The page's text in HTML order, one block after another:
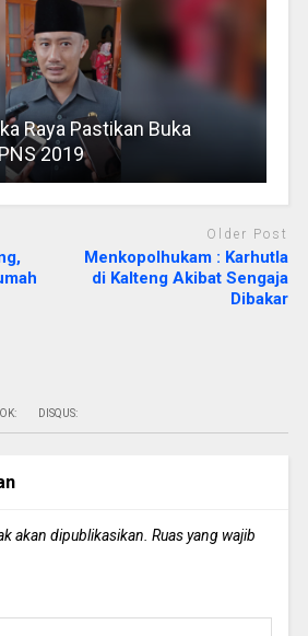
Raya Pastikan Buka
2019
Older Post
Menkopolhukam : Karhutla
di Kalteng Akibat Sengaja
Dibakar
DISQUS:
akan dipublikasikan. Ruas yang wajib